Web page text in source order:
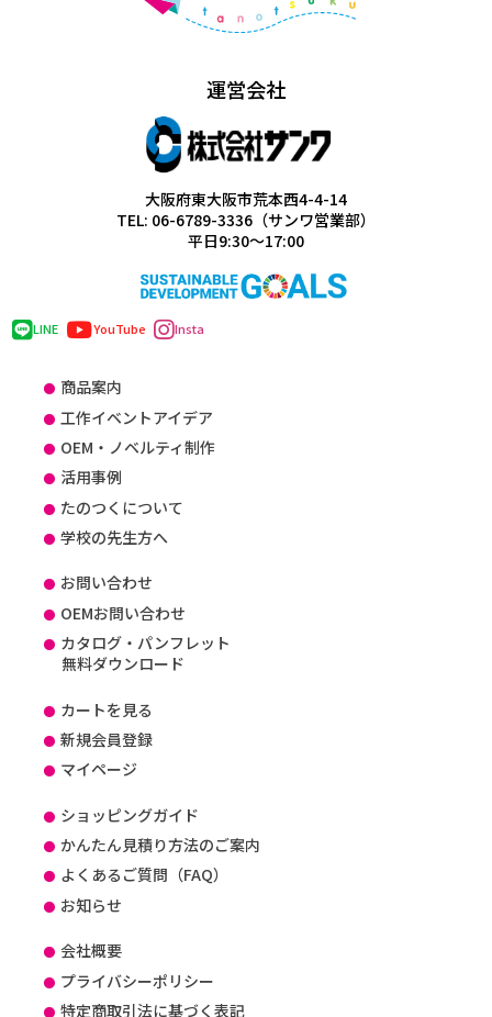
運営会社
大阪府東大阪市荒本西4-4-14
TEL: 06-6789-3336（サンワ営業部）
平日9:30～17:00
LINE YouTube Insta
商品案内
工作イベントアイデア
OEM・ノベルティ制作
活用事例
たのつくについて
学校の先生方へ
お問い合わせ
OEMお問い合わせ
カタログ・パンフレット
無料ダウンロード
カートを見る
新規会員登録
マイページ
ショッピングガイド
かんたん見積り方法のご案内
よくあるご質問（FAQ）
お知らせ
会社概要
プライバシーポリシー
特定商取引法に基づく表記